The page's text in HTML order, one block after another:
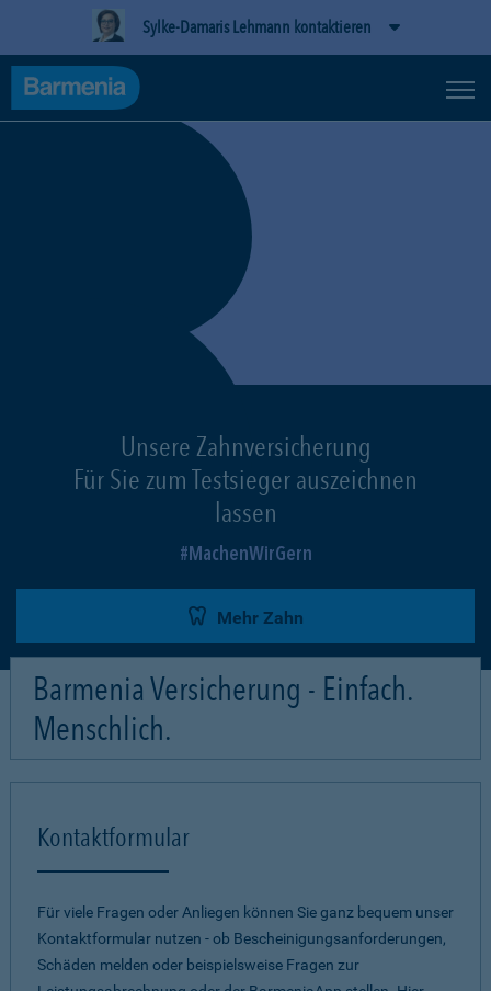
Sylke-Damaris Lehmann kontaktieren
Unsere Zahnversicherung
Für Sie zum Testsieger auszeichnen
lassen
MachenWirGern
Mehr Zahn
Barmenia Versicherung - Einfach.
Menschlich.
Kontaktformular
Für viele Fragen oder Anliegen können Sie ganz bequem unser
Kontaktformular nutzen - ob Bescheinigungsanforderungen,
Schäden melden oder beispielsweise Fragen zur